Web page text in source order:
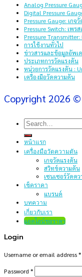
Analog Pressure
Digital Pressure
Pressure Gauge: เกจ
Pressure Switch: เพร
Pressure
การใช้งานทั่วไป
ข่าวสารและข้อมูลอัพเ
ประเภทการวัดแรงดัน
หน่วยการวัดแรงดัน :
เครื่องมือวัดความดัน
Copyright 2026 ©
Search
for:
หน้าแรก
เครื่องมือวัดความดัน
เกจวัดแรงดัน
สวิทช์ความดัน
เซนเซอร์วัดค
เช็คราคา
แบรนด์
บทความ
เกี่ยวกับเรา
แอดไลน์ขอราคา
Login
Username or email address*
Password *